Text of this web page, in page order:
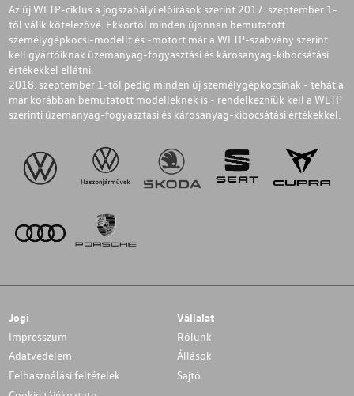
Az új WLTP-ciklus a jogszabályi előírások szerint 2017. szeptember 1-
től válik kötelezővé. Ekkortól minden újonnan bemutatott
személygépkocsi-modellt és -motort már a WLTP-szabvány szerint
kell gyártóiknak üzemanyag-fogyasztási és károsanyag-kibocsátási
értékekkel ellátni.
2018. szeptember 1-től pedig minden új személygépkocsinak - tehát a
már korábban bemutatott modelleknek is - rendelkezniük kell a WLTP
szerinti üzemanyag-fogyasztási és károsanyag-kibocsátási értékekkel.
Jogi
Impresszum
Adatvédelem
Felhasználási feltételek
Vállalat
Rólunk
Állások
Sajtó